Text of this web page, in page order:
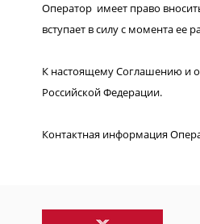
Оператор имеет право
вступает в силу с момента
К настоящему Соглашению и
Российской Федерации.
Контактная информация